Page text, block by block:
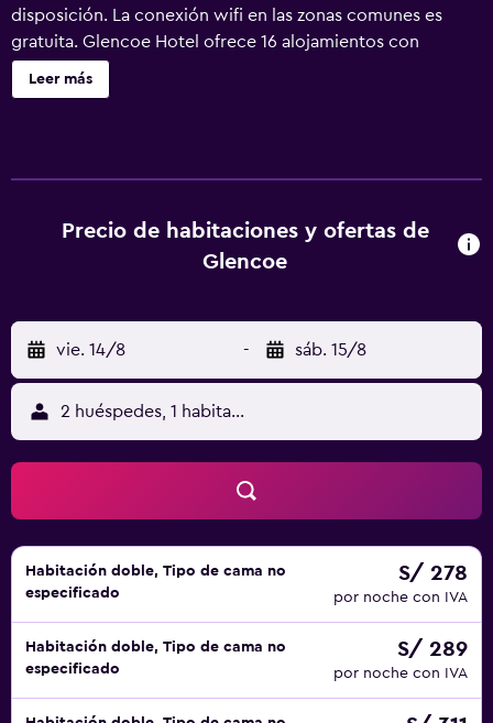
disposición. La conexión wifi en las zonas comunes es
gratuita. Glencoe Hotel ofrece 16 alojamientos con
cafetera y tetera y secador de pelo. Las camas están
vestidas con ropa de cama de alta calidad. Se ofrece una
los días y es posible solicitar tabla de planchar con
Leer más
Precio de habitaciones y ofertas de
Glencoe
vie. 14/8 - sáb. 15/8
2 huéspedes, 1 habitación
Habitación doble, Tipo de cama no
especificado
S/ 278
por noche con IVA
Habitación doble, Tipo de cama no
especificado
S/ 289
por noche con IVA